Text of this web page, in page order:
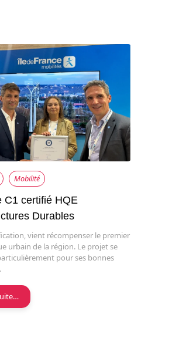
Mobilité
C1 certifié HQE
Durables
vient récompenser le premier
urbain de la région. Le projet se
pour ses bonnes